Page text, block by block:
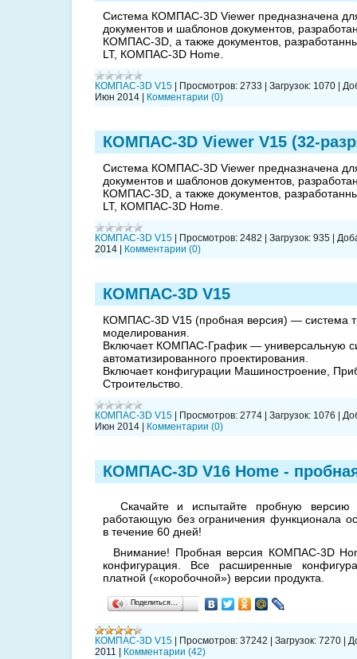
Система КОМПАС-3D Viewer предназначена
документов и шаблонов документов,
КОМПАС-3D, а также документов,
LT, КОМПАС-3D Home.
КОМПАС-3D V15 Просмотров: 2733 Загрузок: 1070
Июн 2014
Комментарии (0)
КОМПАС-3D Viewer V15 (32-
Система КОМПАС-3D Viewer предназначена
документов и шаблонов документов,
КОМПАС-3D, а также документов,
LT, КОМПАС-3D Home.
КОМПАС-3D V15 Просмотров: 2482 Загрузок: 935
2014
Комментарии (0)
КОМПАС-3D V15
КОМПАС-3D V15 (пробная версия) — система
моделирования.
Включает КОМПАС-График — универсальную
автоматизированного проектирования.
Включает конфигурации Машиностроение,
Строительство.
КОМПАС-3D V15 Просмотров: 2774 Загрузок: 1076
Июн 2014
Комментарии (0)
КОМПАС-3D V16 Home -
Скачайте и испытайте пробную
работающую без ограничения функционала
в течение 60 дней!
Внимание! Пробная версия КОМПАС-3D
конфигурация. Все расширенные
платной («коробочной») версии продукта.
Поделиться…
КОМПАС-3D V15 Просмотров: 37242 Загрузок: 7270
2011
Комментарии (42)